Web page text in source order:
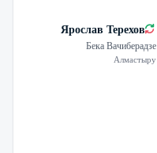
Ярослав Терехов
Бека Вачиберадзе
Алмастыру